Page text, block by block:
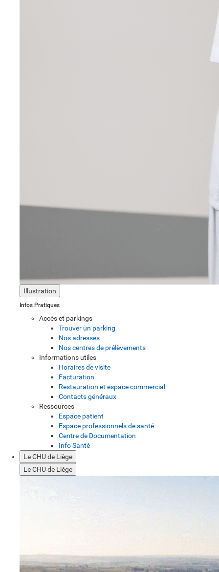
Illustration
Infos Pratiques
Accès et parkings
Trouver un parking
Nos adresses
Nos centres de prélèvements
Informations utiles
Horaires de visite
Facturation
Restauration et espace commercial
Contacts généraux
Ressources
Espace patient
Espace professionnels de santé
Centre de Documentation
Info Santé
Le CHU de Liège
Le CHU de Liège